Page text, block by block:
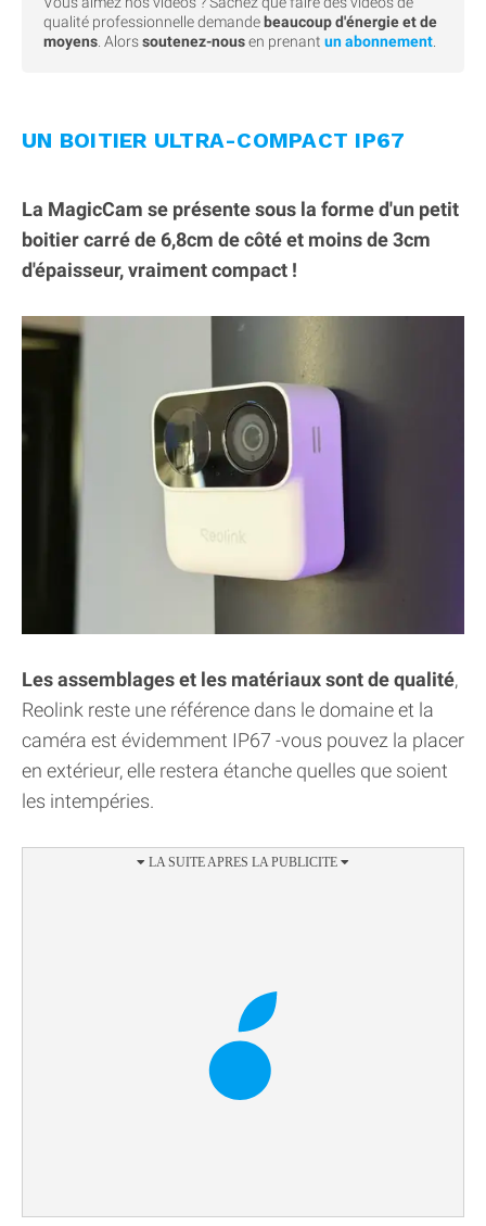
qualité professionnelle demande beaucoup d'énergie et de
moyens . Alorssoutenez-nousen prenant un abonnement
UN BOITIER ULTRA-COMPACT IP67
La MagicCam se présente sous la forme d'un petit
boitier carré de 6,8cm de côté et moins de 3cm
d'épaisseur, vraiment compact !
Les assemblages et les matériaux sont de qualité,
Reolink reste une référence dans le domaine et la
caméra est évidemment IP67 -vous pouvez la placer
en extérieur, elle restera étanche quelles que soient
les intempéries.